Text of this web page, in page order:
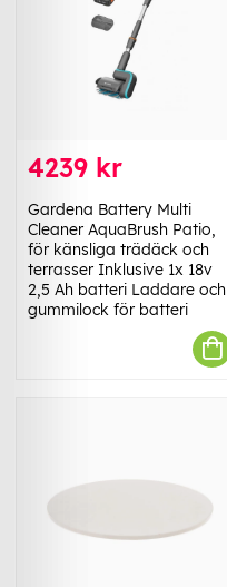
4239 kr
Gardena Battery Multi
Cleaner AquaBrush Patio,
för känsliga trädäck och
terrasser Inklusive 1x 18v
2,5 Ah batteri Laddare och
gummilock för batteri